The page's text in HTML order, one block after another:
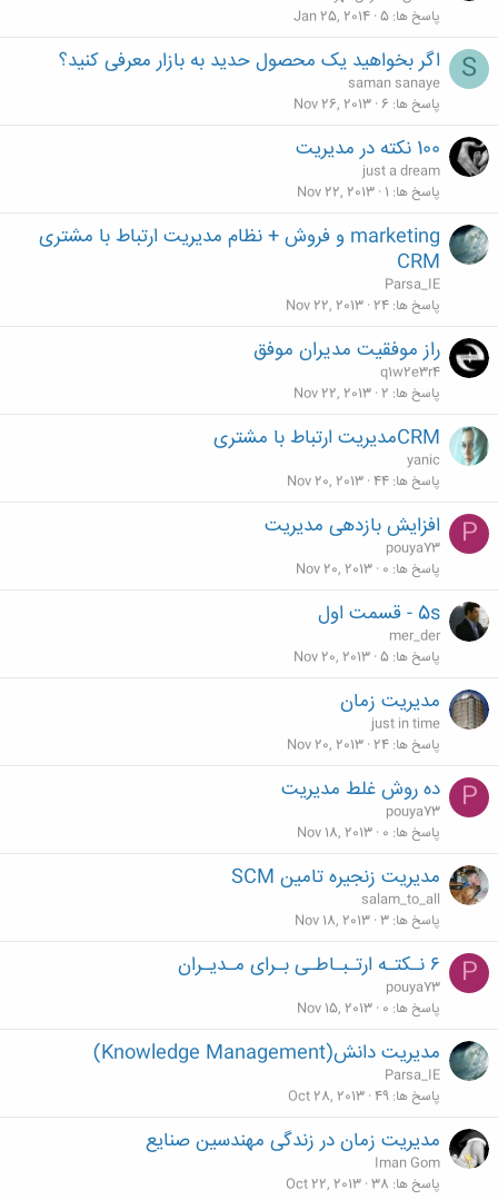
پاسخ ها 5
Jan 25, 2014
S اگر بخواهید یک محصول حدید به بازار معرفی کنید؟
saman sanaye
پاسخ ها 6
Nov 26, 2013
100 نکته در مدیریت
just a dream
پاسخ ها 1
Nov 22, 2013
marketing و فروش + نظام مدیریت ارتباط با مشتری
CRM
Parsa_IE
پاسخ ها 24
Nov 22, 2013
راز موفقيت مديران موفق
q1w2e3r4
پاسخ ها 2
Nov 22, 2013
CRMمدیریت ارتباط با مشتری
yanic
پاسخ ها 44
Nov 20, 2013
P افزایش بازدهی مدیریت
pouya73
پاسخ ها 0
Nov 20, 2013
5s - قسمت اول
mer_der
پاسخ ها 5
Nov 20, 2013
مدیریت زمان
just in time
پاسخ ها 24
Nov 20, 2013
P ده روش غلط مدیریت
pouya73
پاسخ ها 0
Nov 18, 2013
مدیریت زنجیره تامین SCM
salam_to_all
پاسخ ها 3
Nov 18, 2013
P ۶ نـکتـه ارتـبـاطـی بـرای مـدیـران
pouya73
پاسخ ها 0
Nov 15, 2013
مدیریت دانش(Knowledge Management)
Parsa_IE
پاسخ ها 49
Oct 28, 2013
مدیریت زمان در زندگی مهندسین صنایع
Iman Gom
پاسخ ها 38
Oct 22, 2013